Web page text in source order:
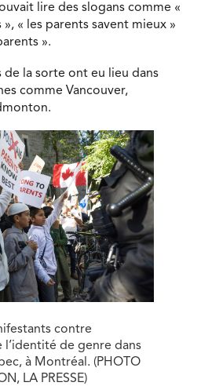
lire des slogans comme «
« les parents savent mieux »
».
de la sorte ont eu lieu dans
comme Vancouver,
contre
l’identité de genre dans
à Montréal. (PHOTO
LA PRESSE)